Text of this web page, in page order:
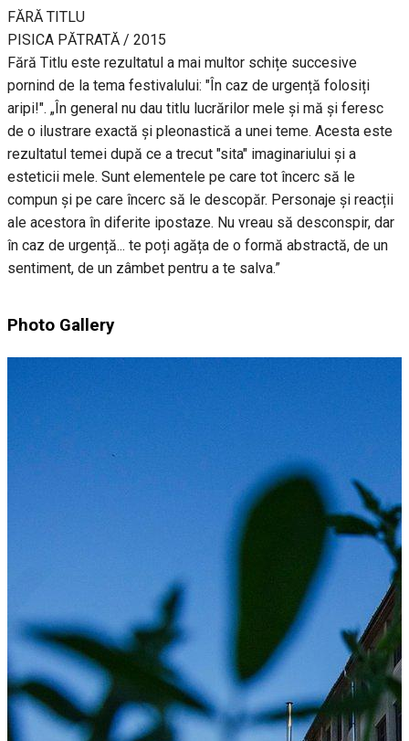
FĂRĂ TITLU
PISICA PĂTRATĂ / 2015
Fără Titlu este rezultatul a mai multor schițe succesive
pornind de la tema festivalului: "În caz de urgență folosiți
aripi!". „În general nu dau titlu lucrărilor mele și mă și feresc
de o ilustrare exactă și pleonastică a unei teme. Acesta este
rezultatul temei după ce a trecut "sita" imaginariului și a
esteticii mele. Sunt elementele pe care tot încerc să le
compun și pe care încerc să le descopăr. Personaje și reacții
ale acestora în diferite ipostaze. Nu vreau să desconspir, dar
în caz de urgență... te poți agăța de o formă abstractă, de un
sentiment, de un zâmbet pentru a te salva.”
Photo Gallery